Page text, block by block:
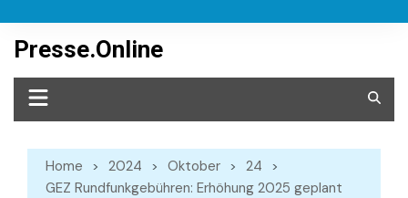
content
Presse.Online
Home 2024 Oktober
24
GEZ Rundfunkgebühren: Erhöhung 2025 geplant